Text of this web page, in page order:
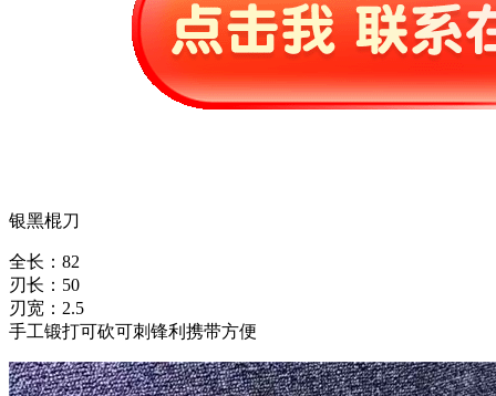
银黑棍刀
全长：82
刃长：50
刃宽：2.5
手工锻打可砍可刺锋利携带方便